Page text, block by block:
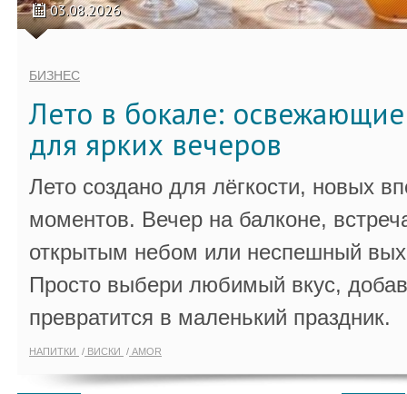
03.08.2026
БИЗНЕС
Лето в бокале:
для ярких вечеров
Лето создано для лёгкости, новых
моментов. Вечер на балконе,
открытым небом или неспешный
Просто выбери любимый вкус,
превратится в маленький праздник.
НАПИТКИ ВИСКИ AMOR